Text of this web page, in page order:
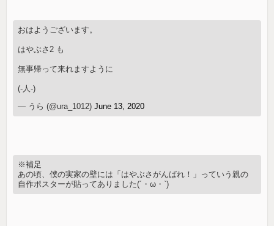
おはようございます。
はやぶさ2 も
無事帰って来れますように
(-人-)
— うら (@ura_1012)June 13, 2020
※補足
あの頃、僕の実家の壁には「はやぶさがんばれ！」っていう親の
自作ポスターが貼ってありました(´・ω・`)